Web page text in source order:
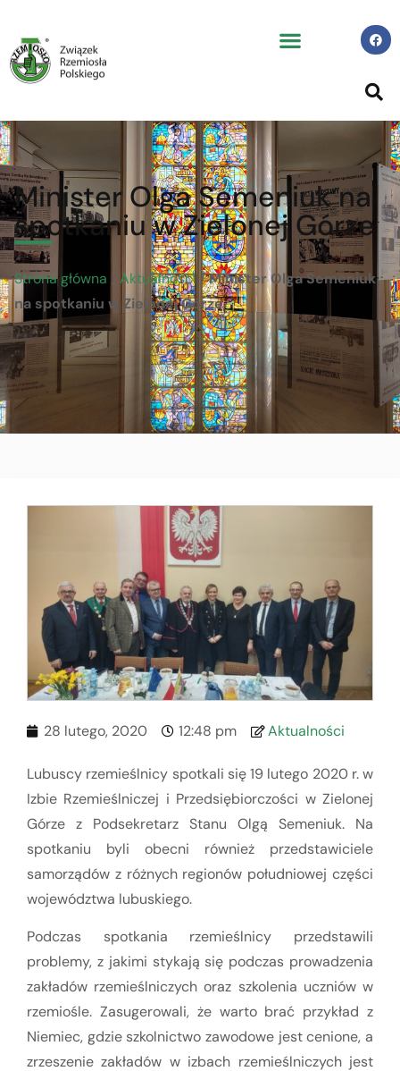
Minister Olga Semeniuk na
spotkaniu w Zielonej Górze
Strona główna / Aktualności/Minister Olga Semeniuk
na spotkaniu w Zielonej Górze
28 lutego, 2020 12:48 pm Aktualności
Lubuscy rzemieślnicy spotkali się 19 lutego 2020 r. w
Izbie Rzemieślniczej i Przedsiębiorczości w Zielonej
Górze z Podsekretarz Stanu Olgą Semeniuk. Na
spotkaniu byli obecni również przedstawiciele
samorządów z różnych regionów południowej części
województwa lubuskiego.
Podczas spotkania rzemieślnicy przedstawili
problemy, z jakimi stykają się podczas prowadzenia
zakładów rzemieślniczych oraz szkolenia uczniów w
rzemiośle. Zasugerowali, że warto brać przykład z
Niemiec, gdzie szkolnictwo zawodowe jest cenione, a
zrzeszenie zakładów w izbach rzemieślniczych jest